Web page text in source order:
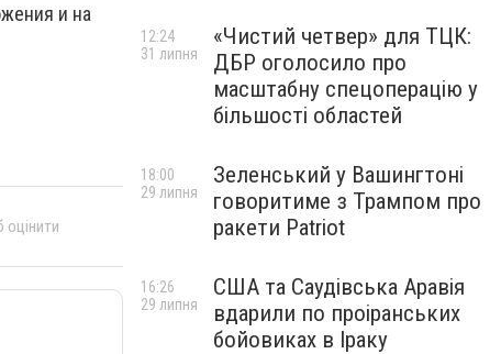
и на
оцінити
«Чистий четвер» для ТЦК:
ДБР оголосило про
масштабну спецоперацію у
більшості областей
12:24
31 липня
Зеленський у Вашингтоні
говоритиме з Трампом про
ракети Patriot
18:00
29 липня
США та Саудівська Аравія
вдарили по проіранських
бойовиках в Іраку
16:26
29 липня